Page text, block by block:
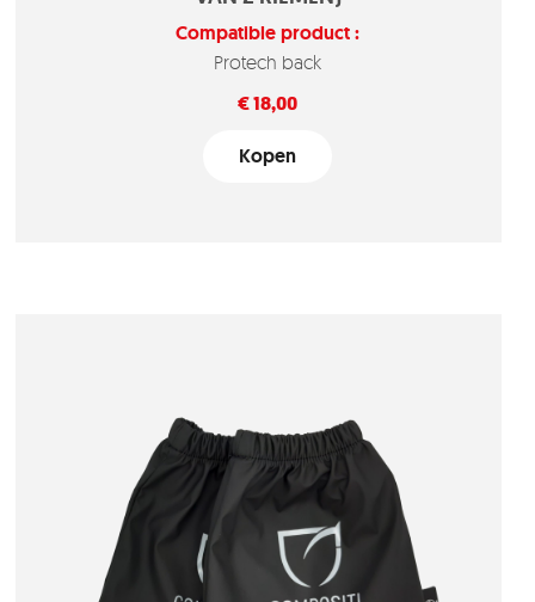
Compatible product :
Protech back
Prijs
€ 18,00
Kopen